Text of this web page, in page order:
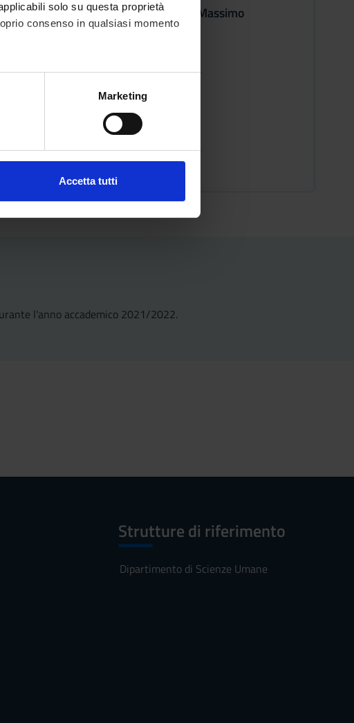
solo su questa proprietà
consenso in qualsiasi momento
di qualche metro,Marketing
Accetta tutti
Non È Previsto Un Numero Massimo
Tasse e Contributi
SCADENZA ISCRIZIONE:
3 Marzo 2022
l'anno accademico 2021/2022.
Strutture di riferimento
Dipartimento di Scienze Umane